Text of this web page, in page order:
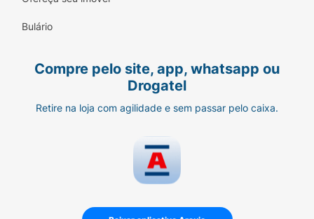
Benzyl Benzoate, CI 77891, Pigment Red 57:1,
CI 77491.
PRECAUÇÕES:
USO EXTERNO. MANTENHA
FORA DO ALCANCE DE CRIANÇAS.
com água. Suspenda o uso em caso de
sensibilização e procure um médio. Mantenha
em local arejado, ao abrigo de luz, calor e
Bulário
Compre pelo site, app, whatsapp ou
Drogatel
Retire na loja com agilidade e sem passar pelo caixa.